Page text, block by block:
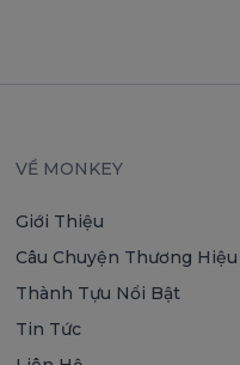
VỀ MONKEY
Giới Thiệu
Câu Chuyện Thương Hiệu
Thành Tựu Nổi Bật
Tin Tức